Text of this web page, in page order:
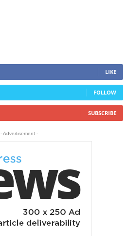
LIKE
FOLLOW
SUBSCRIBE
- Advertisement -